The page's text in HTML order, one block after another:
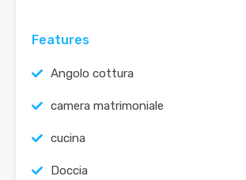
Features
Angolo cottura
camera matrimoniale
cucina
Doccia